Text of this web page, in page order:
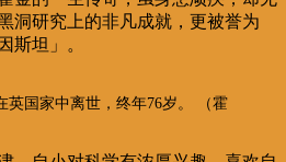
洞研究上的非凡成就，更被誉为
斯坦」。
英国家中离世，终年76岁。 （霍